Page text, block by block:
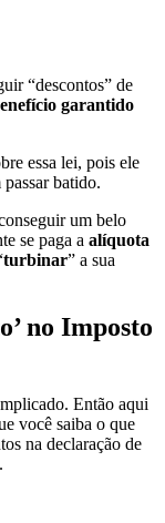
“descontos” de
garantido
essa lei, pois ele
batido.
um belo
se paga a alíquota
turbinar” a sua
no Imposto
Então aqui
você saiba o que
na declaração de